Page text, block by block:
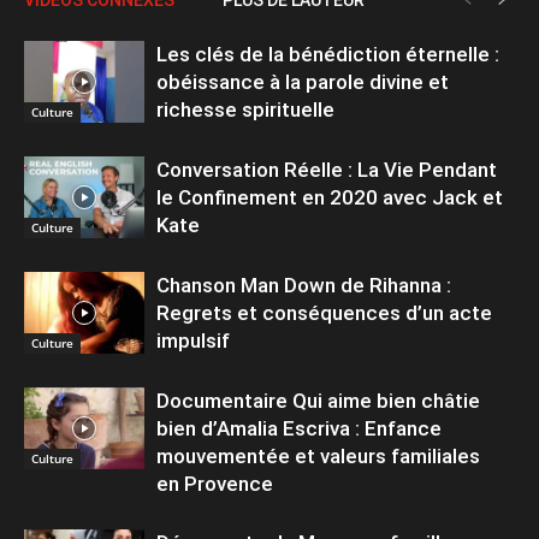
Culture
Les clés de la bénédiction éternelle :
obéissance à la parole divine et
richesse spirituelle
Culture
Conversation Réelle : La Vie Pendant
le Confinement en 2020 avec Jack et
Kate
Culture
Chanson Man Down de Rihanna :
Regrets et conséquences d’un acte
impulsif
Culture
Documentaire Qui aime bien châtie
bien d’Amalia Escriva : Enfance
mouvementée et valeurs familiales
en Provence